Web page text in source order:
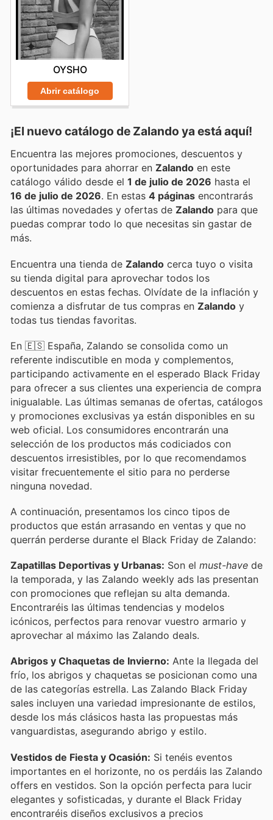
OYSHO
Abrir catálogo
¡El nuevo catálogo de Zalando ya está aquí!
Encuentra las mejores promociones, descuentos y
oportunidades para ahorrar en Zalando en este
catálogo válido desde el 1 de julio de 2026 hasta el
16 de julio de 2026 . En estas 4 páginas encontrarás
las últimas novedades y ofertas de Zalando para que
puedas comprar todo lo que necesitas sin gastar de
más.
Encuentra una tienda de Zalando cerca tuyo o visita
su tienda digital para aprovechar todos los
descuentos en estas fechas. Olvídate de la inflación y
comienza a disfrutar de tus compras en Zalando y
todas tus tiendas favoritas.
En 🇪🇸 España, Zalando se consolida como un
referente indiscutible en moda y complementos,
participando activamente en el esperado Black Friday
para ofrecer a sus clientes una experiencia de compra
inigualable. Las últimas semanas de ofertas, catálogos
y promociones exclusivas ya están disponibles en su
web oficial. Los consumidores encontrarán una
selección de los productos más codiciados con
descuentos irresistibles, por lo que recomendamos
visitar frecuentemente el sitio para no perderse
ninguna novedad.
A continuación, presentamos los cinco tipos de
productos que están arrasando en ventas y que no
querrán perderse durante el Black Friday de Zalando:
Zapatillas Deportivas y Urbanas: Son el must-have de
la temporada, y las Zalando weekly ads las presentan
con promociones que reflejan su alta demanda.
Encontraréis las últimas tendencias y modelos
icónicos, perfectos para renovar vuestro armario y
aprovechar al máximo las Zalando deals.
Abrigos y Chaquetas de Invierno: Ante la llegada del
frío, los abrigos y chaquetas se posicionan como una
de las categorías estrella. Las Zalando Black Friday
sales incluyen una variedad impresionante de estilos,
desde los más clásicos hasta las propuestas más
vanguardistas, asegurando abrigo y estilo.
Vestidos de Fiesta y Ocasión: Si tenéis eventos
importantes en el horizonte, no os perdáis las Zalando
offers en vestidos. Son la opción perfecta para lucir
elegantes y sofisticadas, y durante el Black Friday
encontraréis diseños exclusivos a precios